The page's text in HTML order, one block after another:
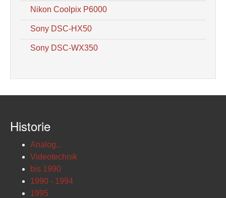
Nikon Coolpix P6000
Sony DSC-HX50
Sony DSC-WX350
Historie
Analog...
Videotechnik
bis 1990
1990 - 1994
1995